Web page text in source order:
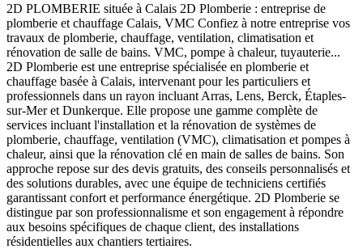
2D PLOMBERIE située à Calais 2D Plomberie : entreprise de
plomberie et chauffage Calais, VMC Confiez à notre entreprise vos
travaux de plomberie, chauffage, ventilation, climatisation et
rénovation de salle de bains. VMC, pompe à chaleur, tuyauterie...
2D Plomberie est une entreprise spécialisée en plomberie et
chauffage basée à Calais, intervenant pour les particuliers et
professionnels dans un rayon incluant Arras, Lens, Berck, Étaples-
sur-Mer et Dunkerque. Elle propose une gamme complète de
services incluant l'installation et la rénovation de systèmes de
plomberie, chauffage, ventilation (VMC), climatisation et pompes à
chaleur, ainsi que la rénovation clé en main de salles de bains. Son
approche repose sur des devis gratuits, des conseils personnalisés et
des solutions durables, avec une équipe de techniciens certifiés
garantissant confort et performance énergétique. 2D Plomberie se
distingue par son professionnalisme et son engagement à répondre
aux besoins spécifiques de chaque client, des installations
résidentielles aux chantiers tertiaires.